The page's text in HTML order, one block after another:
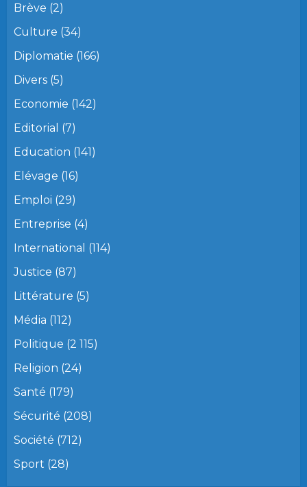
Brève (2)
Culture (34)
Diplomatie (166)
Divers (5)
Economie (142)
Editorial (7)
Education (141)
Elévage (16)
Emploi (29)
Entreprise (4)
International (114)
Justice (87)
Littérature (5)
Média (112)
Politique (2 115)
Religion (24)
Santé (179)
Sécurité (208)
Société (712)
Sport (28)